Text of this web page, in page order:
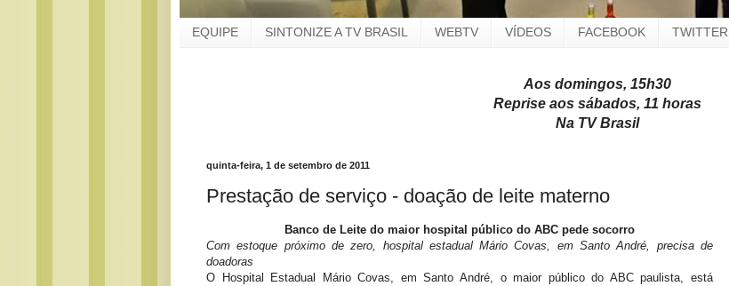
EQUIPE SINTONIZE A TV BRASIL WEBTV VÍDEOS FACEBOOK TWITTER
Aos domingos, 15h30
Reprise aos sábados, 11 horas
Na TV Brasil
quinta-feira, 1 de setembro de 2011
Prestação de serviço - doação de leite materno
Banco de Leite do maior hospital público do ABC pede socorro
Com estoque próximo de zero, hospital estadual Mário Covas, em Santo André, precisa de
doadoras
O Hospital Estadual Mário Covas, em Santo André, o maior público do ABC paulista, está